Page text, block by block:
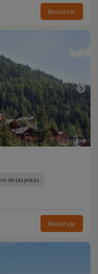
Reservar
m de las pistas
Reservar